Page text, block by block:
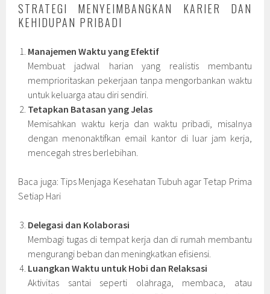
STRATEGI MENYEIMBANGKAN KARIER DAN
KEHIDUPAN PRIBADI
Manajemen Waktu yang Efektif
Membuat jadwal harian yang realistis membantu
memprioritaskan pekerjaan tanpa mengorbankan waktu
untuk keluarga atau diri sendiri.
Tetapkan Batasan yang Jelas
Memisahkan waktu kerja dan waktu pribadi, misalnya
dengan menonaktifkan email kantor di luar jam kerja,
mencegah stres berlebihan.
Baca juga: Tips Menjaga Kesehatan Tubuh agar Tetap Prima
Setiap Hari
Delegasi dan Kolaborasi
Membagi tugas di tempat kerja dan di rumah membantu
mengurangi beban dan meningkatkan efisiensi.
Luangkan Waktu untuk Hobi dan Relaksasi
Aktivitas santai seperti olahraga, membaca, atau